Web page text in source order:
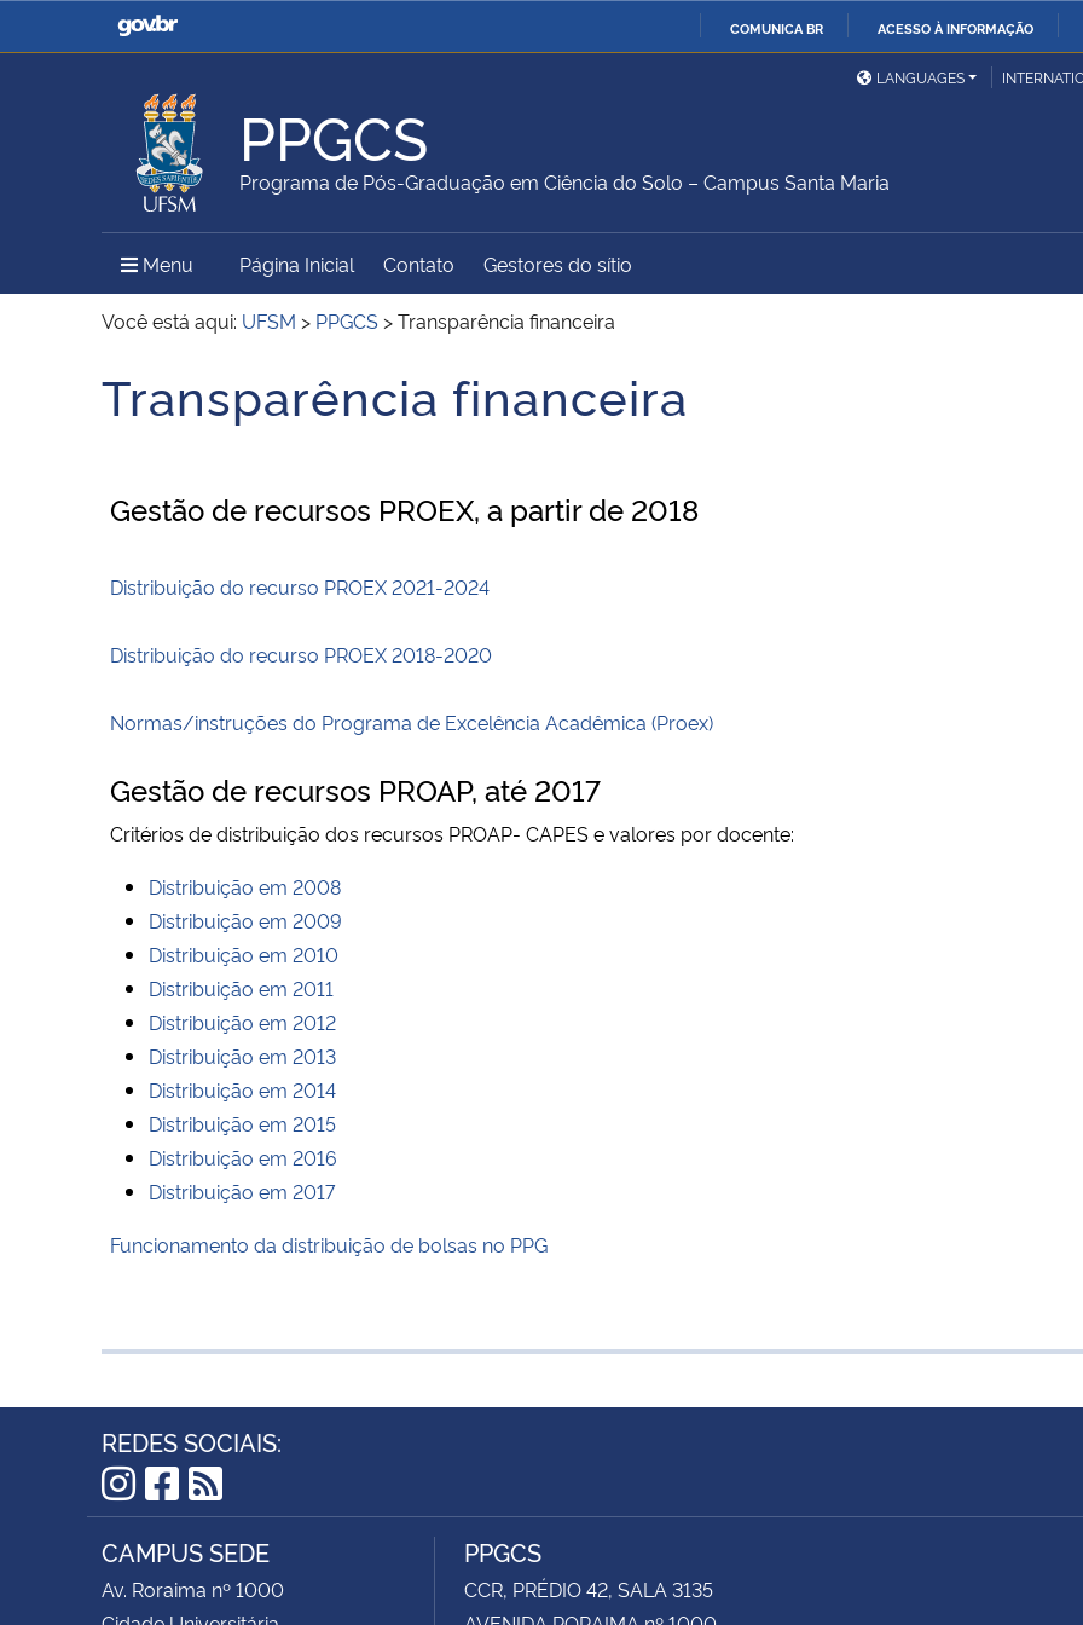
COMUNICA BR ACESSO À INFORMAÇÃO
Casa Civil
Ministério da Justiça e
Ministério da Defesa
Ministério das Relações
Exteriores
Ministério da Agricultura,
Pecuária e Abastecimento
Ministério da Educação
Ministério do Meio Ambiente Ministério do Turismo
Ministério do
Desenvolvimento Regional
Secretaria de Governo
Gabinete de Segurança
Advocacia-Geral da União
LANGUAGES
PPGCS
Programa de Pós-Graduação em Ciência do Solo – Campus Santa Maria
Menu Menu Principal do Sítio
Página Inicial Contato Gestores do sítio
Você está aqui: UFSM > PPGCS >Transparência financeira
Início do conteúdo
Transparência financeira
Gestão de recursos PROEX, a partir de 2018
Distribuição do recurso PROEX 2021-2024
Distribuição do recurso PROEX 2018-2020
Normas/instruções do Programa de Excelência Acadêmica (Proex)
Gestão de recursos PROAP, até 2017
Critérios de distribuição dos recursos PROAP- CAPES e valores por docente:
Distribuição em 2008
Distribuição em 2009
Distribuição em 2010
Distribuição em 2011
Distribuição em 2012
Distribuição em 2013
Distribuição em 2014
Distribuição em 2015
Distribuição em 2016
Distribuição em 2017
Funcionamento da distribuição de bolsas no PPG
REDES SOCIAIS:
Instagram
Facebook
RSS
CAMPUS SEDE
Av. Roraima nº 1000
PPGCS
CCR, PRÉDIO 42, SALA 3135